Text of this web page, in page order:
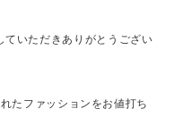
ていただきありがとうござい
たファッションをお値打ち